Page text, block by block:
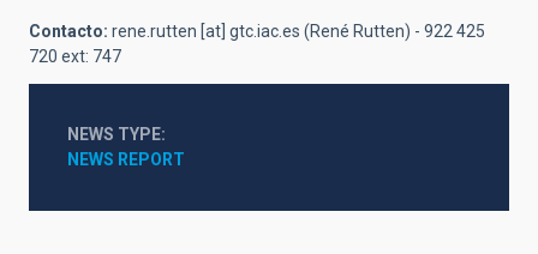
Contacto: rene.rutten [at] gtc.iac.es (René Rutten) - 922 425
720 ext: 747
NEWS TYPE
NEWS REPORT